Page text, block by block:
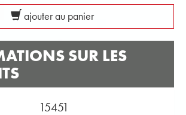
ajouter au panier
SUR LES
15451